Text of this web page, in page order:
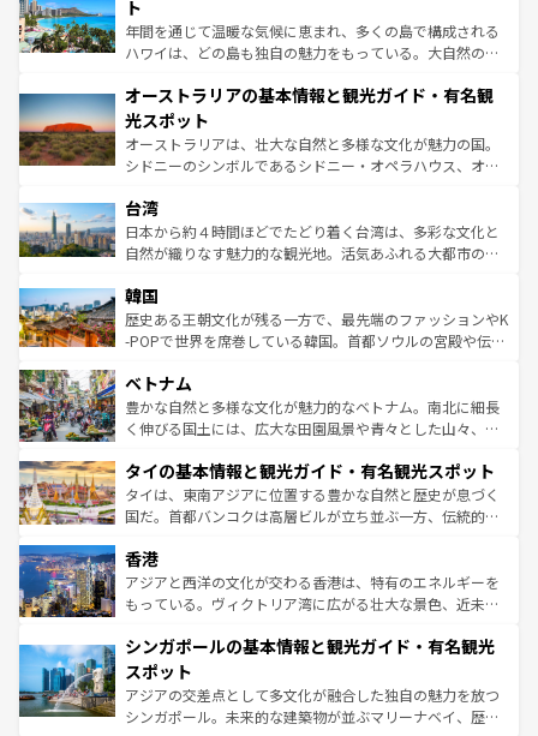
ンメントが詰まった刺激的なスポットだ。一方、アメリカ
西部には大自然が広がり、グランドキャニオンやイエロー
ストーン国立公園といった絶景が堪能できる。さらに、南
文化が魅力。旅行者はアメリカの各地域で異なる魅力を楽
しみながら、その多様性と豊かな歴史を感じることができ
るだろう。車でのロードトリップや列車の旅も、アメリカ
ならではの贅沢な旅のスタイルだ。 なお、新着のアメリカ
情報は コンテンツ一覧 を参照してほしい。
ト
年間を通じて温暖な気候に恵まれ、多くの島で構成される
ハワイは、どの島も独自の魅力をもっている。大自然の神
ワイ島は見逃せない。また、定番の観光地といえばオアフ
島だが、静かな自然を求めるならマウイ島やカウアイ島が
おすすめ。エメラルドグリーンに輝く海をはじめ、豊かな
文化や歴史が息づいている。「アロハスピリット」と呼ば
人々、おいしいローカルフードやハワイアンミュージッ
ク、伝統的なフラダンスなど、すべてがハワイの魅力を彩
っている。訪れるたびに新しい発見と感動が待っているハ
はコンテンツ一覧
オーストラリアの基本情報と観光ガイド・有名観
光スポット
オーストラリアは、壮大な自然と多様な文化が魅力の国。
シドニーのシンボルであるシドニー・オペラハウス、オー
リアリーフや大陸中央部にそびえるウルル（エアーズロッ
ク）、タスマニアの美しい原生林やケアンズの熱帯雨林な
ど、見どころがたくさん。また、カフェやワイン、オージ
いる。アクティビティも充実しており、サーフィンやダイ
ビング、ハイキングなど、アウトドア好きにはたまらな
い。オーストラリアの多彩な魅力を存分に味わいつくそ
参照してほしい。
台湾
日本から約４時間ほどでたどり着く台湾は、多彩な文化と
自然が織りなす魅力的な観光地。活気あふれる大都市の台
ン）、静ひつな山岳地帯である台湾東部など、都市の喧騒
と山間の静けさが共存しており、訪れる人に新しい発見と
驚きをもたらしてくれる。また、奥深い台湾の食文化も魅
容にもいいと評判のスイーツなど、バラエティ豊かな料理
が味わえる。 なお、新着の台湾情報は コンテンツ一覧を参
照してほしい。
韓国
歴史ある王朝文化が残る一方で、最先端のファッションやK
-POPで世界を席巻している韓国。首都ソウルの宮殿や伝統
き、地方に足を延ばせば四季折々の自然美を楽しむことが
できる。そして、キムチや焼肉、絶品のストリートフード
まで、さまざまな韓国料理が待っている。夜には、韓国な
リティに包まれながら、韓国の多彩な魅力を心ゆくまで味
わってみてほしい。 なお、新着の韓国情報はコンテンツ一
覧を参照してほしい。
ベトナム
豊かな自然と多様な文化が魅力的なベトナム。南北に細長
く伸びる国土には、広大な田園風景や青々とした山々、世
急速な発展と共に伝統が息づく。ハノイの古い町並みやホ
ーチミン市のフランス統治時代の建物も、独特の雰囲気を
醸し出している。また、バラエティの豊かさとおいしさで
とつ。フォーやバインミー、ベトナムコーヒーなどは、ぜ
ひ現地で味わいたい。どの地域を訪れてもあたたかい人々
が旅行者を迎えてくれるので、きっと忘れられない旅にな
参照してほしい。
タイの基本情報と観光ガイド・有名観光スポット
タイは、東南アジアに位置する豊かな自然と歴史が息づく
国だ。首都バンコクは高層ビルが立ち並ぶ一方、伝統的な
の活気が交差している。北部ではチェンマイなどの山岳地
帯で自然と触れ合い、南部ではプーケットやクラビの美し
いビーチでリゾート気分を楽しむことができる。タイ料理
激する。気候は一年中温暖で、どの季節にも異なる楽しみ
が待っている。親しみやすいタイの人々、仏教を中心とし
た文化、そして多様な観光資源が、訪れる旅人を魅了し続
ける。 なお、新着のタイ情報はコンテンツ一覧を参照して
香港
アジアと西洋の文化が交わる香港は、特有のエネルギーを
もっている。ヴィクトリア湾に広がる壮大な景色、近未来
み、どこを訪れても感動するはず。観光スポットが密集し
ており、効率よく見どころを回れるのも魅力。息をのむよ
うな絶景から文化的な体験まで、香港を存分に楽しみ尽く
そう。 なお、新着の香港情報はコンテンツ一覧を参照して
シンガポールの基本情報と観光ガイド・有名観光
スポット
アジアの交差点として多文化が融合した独自の魅力を放つ
シンガポール。未来的な建築物が並ぶマリーナベイ、歴史